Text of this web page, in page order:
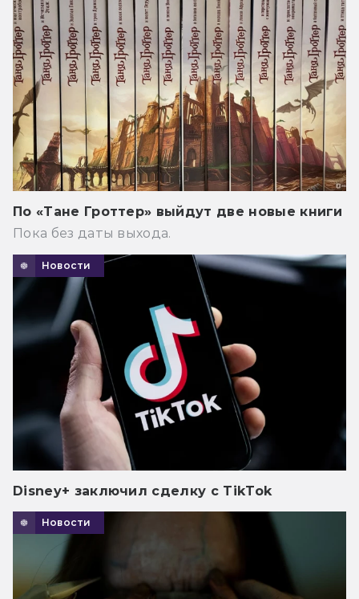
По «Тане Гроттер» выйдут две новые книги
Пока без даты выхода.
Новости
Disney+ заключил сделку с TikTok
Новости